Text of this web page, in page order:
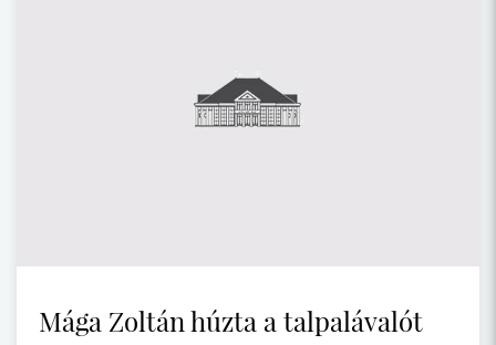
Mága Zoltán húzta a talpalávalót